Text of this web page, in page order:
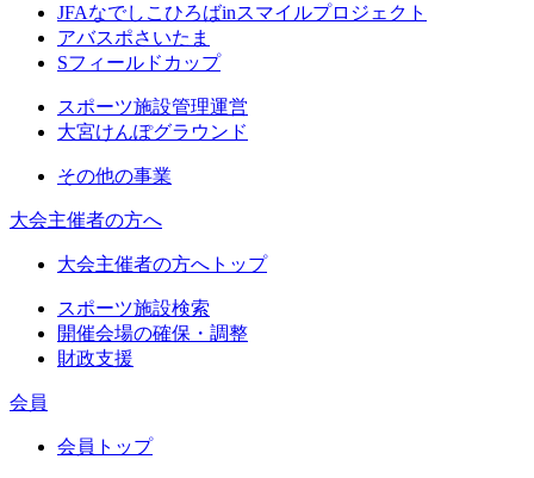
JFAなでしこひろばinスマイルプロジェクト
アバスポさいたま
Sフィールドカップ
スポーツ施設管理運営
大宮けんぽグラウンド
その他の事業
大会主催者の方へ
大会主催者の方へトップ
スポーツ施設検索
開催会場の確保・調整
財政支援
会員
会員トップ